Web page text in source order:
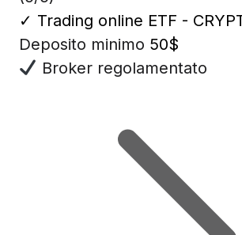
✓ Trading online ETF -
Deposito minimo 50$
Broker regolamentato